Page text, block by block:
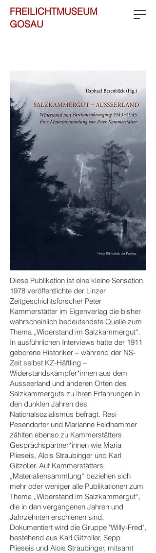
FREILICHTMUSEUM
GOSAU
Diese Publikation ist eine kleine Sensation.
1978 veröffentlichte der Linzer
Zeitgeschichtsforscher Peter
Kammerstätter im Eigenverlag die bisher
wahrscheinlich bedeutendste Quelle zum
Thema „Widerstand im Salzkammergut“.
In ausführlichen Interviews hatte der 1911
geborene Historiker – während der NS-
Zeit selbst KZ-Häftling –
Widerstandskämpfer*innen aus dem
Ausseerland und anderen Orten des
Salzkammerguts zu ihren Erfahrungen in
den dunklen Jahren des
Nationalsozialismus befragt. Resi
Pesendorfer und Marianne Feldhammer
zählten ebenso zu Kammerstätters
Gesprächspartner*innen wie Maria
Plieseis, Alois Straubinger und Karl
Gitzoller. Auf Kammerstätters
„Materialiensammlung“ beziehen sich
mehr oder weniger alle Publikationen zum
Thema „Widerstand im Salzkammergut“,
die in den vergangenen Jahren und
Jahrzehnten erschienen sind.
Dokumentiert wird die Gruppe "Willy-Fred",
bestehend aus Karl Gitzoller, Sepp
Plieseis und Alois Straubinger, mitsamt